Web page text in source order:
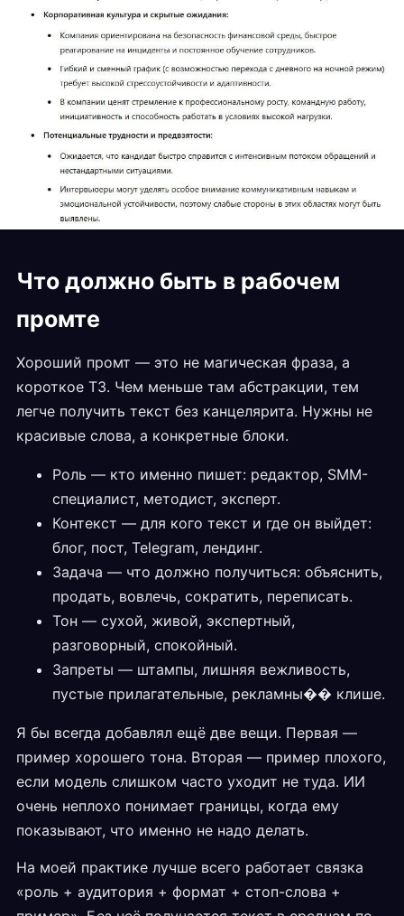
Что должно быть в рабочем
промте
Хороший промт — это не магическая фраза, а
короткое ТЗ. Чем меньше там абстракции, тем
легче получить текст без канцелярита. Нужны не
красивые слова, а конкретные блоки.
Роль — кто именно пишет: редактор, SMM-
специалист, методист, эксперт.
Контекст — для кого текст и где он выйдет:
блог, пост, Telegram, лендинг.
Задача — что должно получиться: объяснить,
продать, вовлечь, сократить, переписать.
Тон — сухой, живой, экспертный,
разговорный, спокойный.
Запреты — штампы, лишняя вежливость,
пустые прилагательные, рекламны�� клише.
Я бы всегда добавлял ещё две вещи. Первая —
пример хорошего тона. Вторая — пример плохого,
если модель слишком часто уходит не туда. ИИ
очень неплохо понимает границы, когда ему
показывают, что именно не надо делать.
На моей практике лучше всего работает связка
«роль + аудитория + формат + стоп-слова +